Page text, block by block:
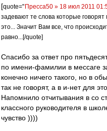
[quote=" Пресса50 » 18 июл 2011
задевают те слова которые
это... Значит Вам все, что
равно...[/quote]
Спасибо за ответ про
по имени-фамилии в мессаге
конечно ничего такого, но в
так не говорят, а в и-нет для
Напомнило отчитывания в со
классного руководителя в
чувство ))))